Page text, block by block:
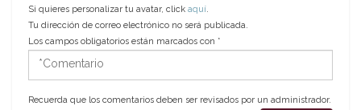
Si quieres personalizar tu avatar, click aquí.
Tu dirección de correo electrónico no será publicada.
Los campos obligatorios están marcados con *
*Comentario
Recuerda que los comentarios deben ser revisados por un administrador.